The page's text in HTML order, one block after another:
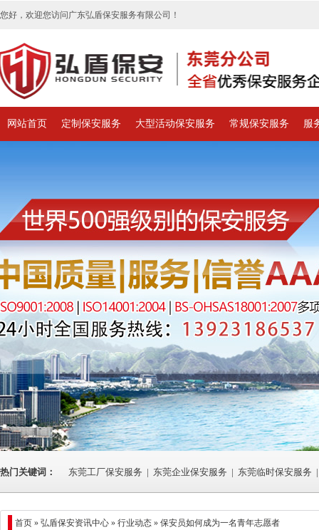
您好，欢迎您访问广东弘盾保安服务有限公司！
网站首页 定制保安服务 大型活动保安服务 常规保安服务 服
热门关键词： 东莞工厂保安服务 | 东莞企业保安服务 | 东莞临时保安服务 |
首页 » 弘盾保安资讯中心 » 行业动态 » 保安员如何成为一名青年志愿者